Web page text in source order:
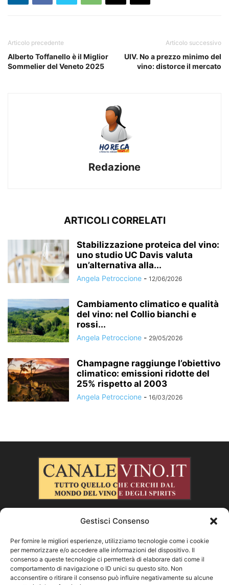
Articolo precedente
Alberto Toffanello è il Miglior
Sommelier del Veneto 2025
Articolo successivo
UIV. No a prezzo minimo del
vino: distorce il mercato
Redazione
ARTICOLI CORRELATI
Stabilizzazione proteica del vino:
uno studio UC Davis valuta
un’alternativa alla...
Angela Petroccione - 12/06/2026
Cambiamento climatico e qualità
del vino: nel Collio bianchi e
rossi...
Angela Petroccione - 29/05/2026
Champagne raggiunge l’obiettivo
climatico: emissioni ridotte del
25% rispetto al 2003
Angela Petroccione - 16/03/2026
CHI SIAMO
SEGUICI
Gestisci Consenso
Per fornire le migliori esperienze, utilizziamo tecnologie come i cookie
per memorizzare e/o accedere alle informazioni del dispositivo. Il
consenso a queste tecnologie ci permetterà di elaborare dati come il
comportamento di navigazione o ID unici su questo sito. Non
acconsentire o ritirare il consenso può influire negativamente su alcune